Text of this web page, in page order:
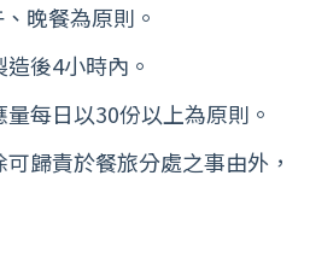
晚餐為原則。
後4小時內。
每日以30份以上為原則。
歸責於餐旅分處之事由外，